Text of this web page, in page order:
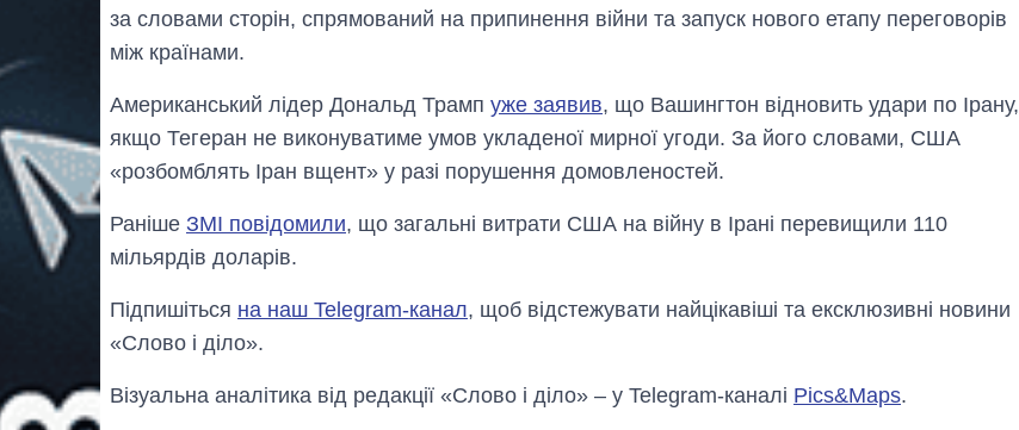
за словами сторін, спрямований на припинення війни та запуск нового етапу переговорів
між країнами.
Американський лідер Дональд Трамп уже заявив, що Вашингтон відновить удари по Ірану,
якщо Тегеран не виконуватиме умов укладеної мирної угоди. За його словами, США
«розбомблять Іран вщент» у разі порушення домовленостей.
Раніше ЗМІ повідомили, що загальні витрати США на війну в Ірані перевищили 110
мільярдів доларів.
Підпишіться на наш Telegram-канал, щоб відстежувати найцікавіші та ексклюзивні новини
«Слово і діло».
Візуальна аналітика від редакції «Слово і діло» – у Telegram-каналі Pics&Maps.